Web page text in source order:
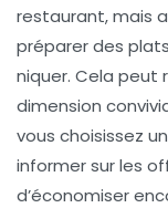
restaurant, mais
préparer des
niquer. Cela peut
dimension
vous choisissez
informer sur les
d’économiser